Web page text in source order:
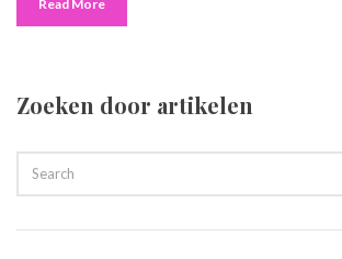
Read More
Zoeken door artikelen
SEARCH
FOR: